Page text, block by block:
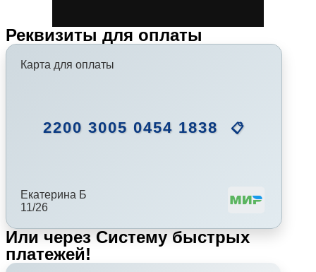
Реквизиты для оплаты
Карта для оплаты
2200 3005 0454 1838 📋
Екатерина Б
11/26
Или через Систему быстрых
платежей!